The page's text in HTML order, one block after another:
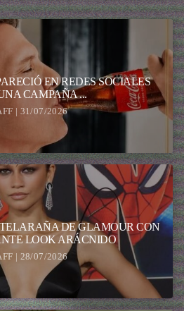
EN REDES SOCIALES
CAMPAÑA ...
| 31/07/2026
DE GLAMOUR CON
LOOK ARÁCNIDO
| 28/07/2026